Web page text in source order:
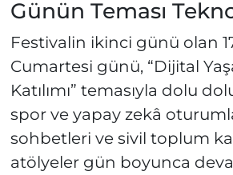
Günün Teması
Festivalin ikinci günü olan
Cumartesi günü, “Dijital
Katılımı” temasıyla dolu
spor ve yapay zekâ
sohbetleri ve sivil toplum
atölyeler gün boyunca